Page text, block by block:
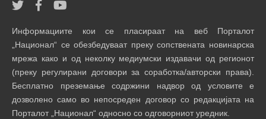
Информациите кои се пласираат на веб Порталот
„Национал“ се обезбедуваат преку сопствената новинарска
мрежа како и од неколку медиумски издавачи од регионот
(преку регулирани договори за соработка/авторски права).
Бесплатно преземање содржини надвор од условите е
дозволено само во непосреден договор со редакцијата на
Порталот „Национал“ односно со одговорниот уредник.